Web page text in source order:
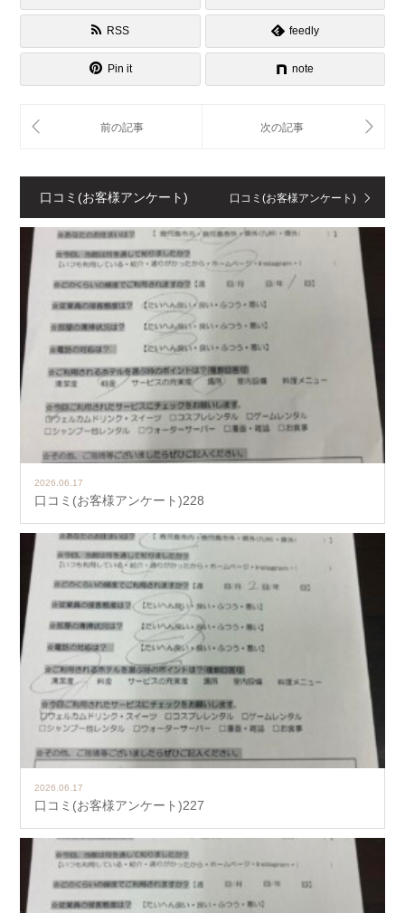
RSS feedly
Pin it note
口コミ(お客様アンケート) 口コミ(お客様アンケート)
2026.06.17
口コミ(お客様アンケート)228
2026.06.17
口コミ(お客様アンケート)227